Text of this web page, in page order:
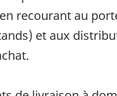
recourant au
et aux